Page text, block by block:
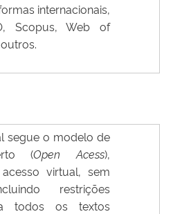
internacionais,
Scopus, Web of
segue o modelo de
(Open Acess),
virtual, sem
restrições
a todos os textos